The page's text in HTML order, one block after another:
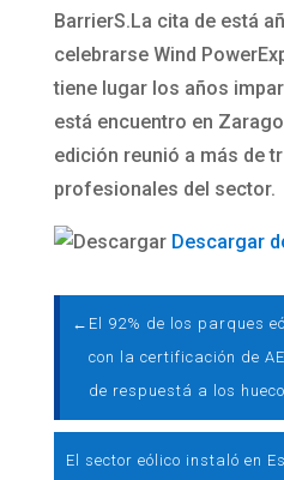
BarrierS.La cita de está
celebrarse Wind
tiene lugar los años
está encuentro en
edición reunió a más de
profesionales del sector.
Descargar
← El 92% de los parques
con la certificación de
de respuestá a los
El sector eólico instaló en